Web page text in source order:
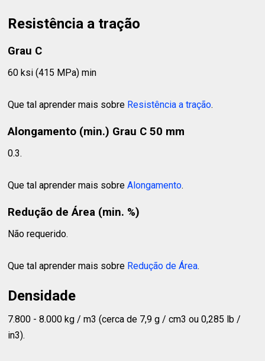
Resistência a tração
Grau C
60 ksi (415 MPa) min
Que tal aprender mais sobre Resistência a tração.
Alongamento (min.) Grau C 50 mm
0.3.
Que tal aprender mais sobreAlongamento.
Redução de Área (min. %)
Não requerido.
Que tal aprender mais sobre Redução de Área.
Densidade
7.800 - 8.000 kg / m3 (cerca de 7,9 g / cm3 ou 0,285 lb /
in3).